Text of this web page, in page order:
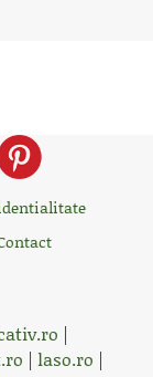
|
| laso.ro |